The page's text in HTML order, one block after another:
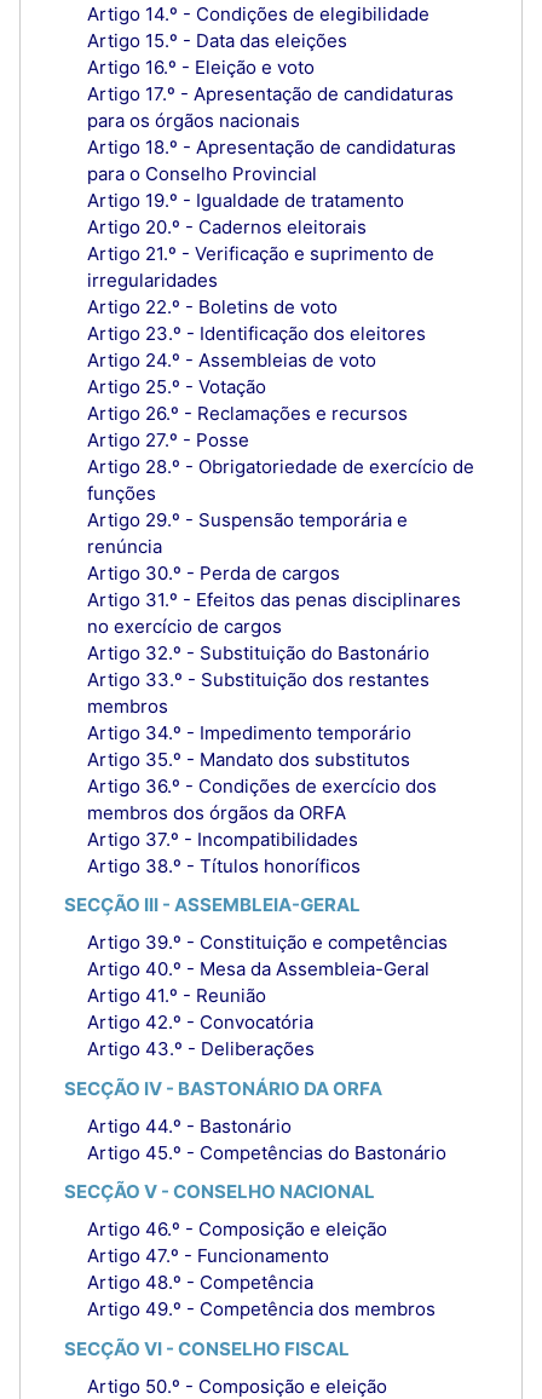
Artigo 14.º - Condições de elegibilidade
Artigo 15.º - Data das eleições
Artigo 16.º - Eleição e voto
Artigo 17.º - Apresentação de candidaturas
para os órgãos nacionais
Artigo 18.º - Apresentação de candidaturas
para o Conselho Provincial
Artigo 19.º - Igualdade de tratamento
Artigo 20.º - Cadernos eleitorais
Artigo 21.º - Verificação e suprimento de
irregularidades
Artigo 22.º - Boletins de voto
Artigo 23.º - Identificação dos eleitores
Artigo 24.º - Assembleias de voto
Artigo 25.º - Votação
Artigo 26.º - Reclamações e recursos
Artigo 27.º - Posse
Artigo 28.º - Obrigatoriedade de exercício de
funções
Artigo 29.º - Suspensão temporária e
renúncia
Artigo 30.º - Perda de cargos
Artigo 31.º - Efeitos das penas disciplinares
no exercício de cargos
Artigo 32.º - Substituição do Bastonário
Artigo 33.º - Substituição dos restantes
membros
Artigo 34.º - Impedimento temporário
Artigo 35.º - Mandato dos substitutos
Artigo 36.º - Condições de exercício dos
membros dos órgãos da ORFA
Artigo 37.º - Incompatibilidades
Artigo 38.º - Títulos honoríficos
SECÇÃO III - ASSEMBLEIA-GERAL
Artigo 39.º - Constituição e competências
Artigo 40.º - Mesa da Assembleia-Geral
Artigo 41.º - Reunião
Artigo 42.º - Convocatória
Artigo 43.º - Deliberações
SECÇÃO IV - BASTONÁRIO DA ORFA
Artigo 44.º - Bastonário
Artigo 45.º - Competências do Bastonário
SECÇÃO V - CONSELHO NACIONAL
Artigo 46.º - Composição e eleição
Artigo 47.º - Funcionamento
Artigo 48.º - Competência
Artigo 49.º - Competência dos membros
SECÇÃO VI - CONSELHO FISCAL
Artigo 50.º - Composição e eleição